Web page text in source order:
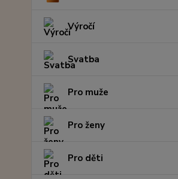
Výročí
Svatba
Pro muže
Pro ženy
Pro děti